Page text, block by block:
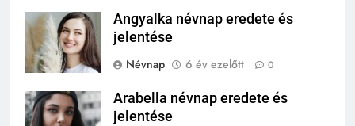
Angyalka névnap eredete és
jelentése
Névnap
6 év ezelőtt 0
Arabella névnap eredete és
jelentése